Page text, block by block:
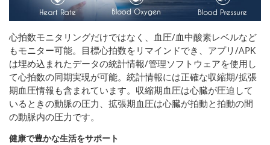
心拍数モニタリングだけではなく、血圧/血中酸素レベルなど
もモニター可能。目標心拍数をリマインドでき、アプリ/APK
は埋め込まれたデータの統計情報/管理ソフトウェアを使用し
て心拍数の同期実現が可能。統計情報には正確な収縮期/拡張
期血圧情報も含まれています。収縮期血圧は心臓が圧迫して
いるときの動脈の圧力、拡張期血圧は心臓が拍動と拍動の間
の動脈内の圧力です。
健康で豊かな生活をサポート